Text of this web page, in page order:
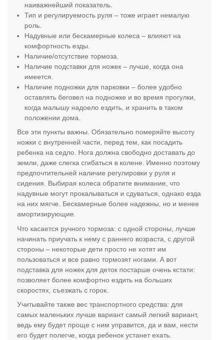
наиважнейший показатель.
Тип и регулируемость руля – тоже играет немалую
роль.
Надувные или бескамерные колеса – влияют на
комфортность езды.
Наличие/отсутствие тормоза.
Наличие подставки для ножек – лучше, когда она
имеется.
Наличие подножки для парковки – более удобно
оставлять беговел на подножке и во время прогулки,
когда малышу надоело ездить, и хранить в таком
положении дома.
Все эти пункты важны. Обязательно померяйте высоту
ножки с внутренней части, перед тем, как посадить
ребенка на седло. Нога должна свободно доставать до
земли, даже слегка сгибаться в колене. Именно поэтому
предпочтительней наличие регулировки у руля и
сидения. Выбирая колеса обратите внимание, что
надувные могут прокалываться и сдуваться, однако езда
на них мягче. Бескамерные более надежны, но и менее
амортизирующие.
Что касается ручного тормоза: с одной стороны, лучше
начинать приучать к нему с раннего возраста, с другой
стороны – некоторые дети просто не хотят им
пользоваться и все равно тормозят ногами. А вот
подставка для ножек для деток постарше очень кстати:
позволяет более комфортно ездить на больших
скоростях, съезжать с горок.
Учитывайте также вес транспортного средства: для
самых маленьких лучше вариант самый легкий вариант,
ведь ему будет проще с ним управится, да и вам, нести
его будет полегче, когда ребенок устанет ехать.